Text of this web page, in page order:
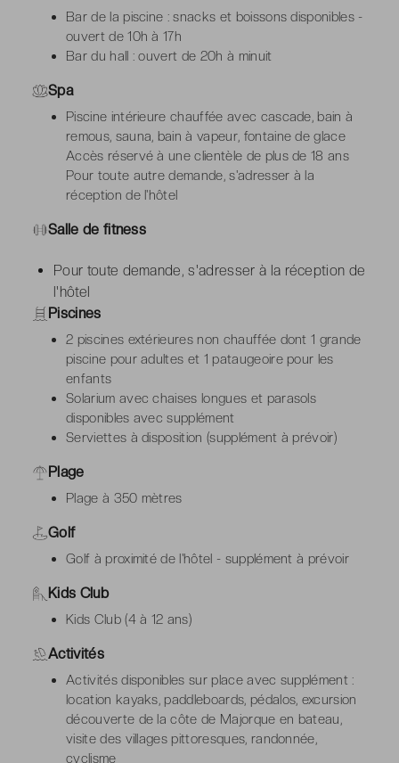
Bar de la piscine : snacks et boissons disponibles -
ouvert de 10h à 17h
Bar du hall : ouvert de 20h à minuit
Spa
Piscine intérieure chauffée avec cascade, bain à
remous, sauna, bain à vapeur, fontaine de glace
Accès réservé à une clientèle de plus de 18 ans
Pour toute autre demande, s'adresser à la
réception de l'hôtel
Salle de fitness
Pour toute demande, s'adresser à la réception de
l'hôtel
Piscines
2 piscines extérieures non chauffée dont 1 grande
piscine pour adultes et 1 pataugeoire pour les
enfants
Solarium avec chaises longues et parasols
disponibles avec supplément
Serviettes à disposition (supplément à prévoir)
Plage
Plage à 350 mètres
Golf
Golf à proximité de l'hôtel - supplément à prévoir
Kids Club
Kids Club (4 à 12 ans)
Activités
Activités disponibles sur place avec supplément :
location kayaks, paddleboards, pédalos, excursion
découverte de la côte de Majorque en bateau,
visite des villages pittoresques, randonnée,
cyclisme